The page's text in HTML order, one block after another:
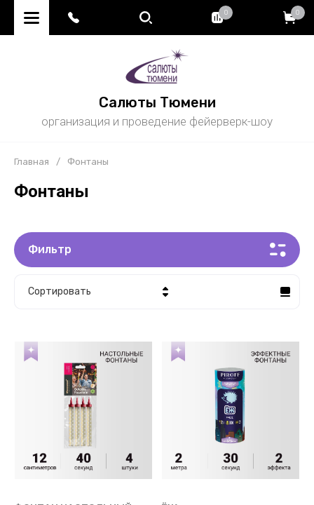
0 0
Салюты Тюмени
организация и проведение фейерверк-шоу
Главная / Фонтаны
Фонтаны
Фильтр
Сортировать
Название - Я-А
Название - А-Я